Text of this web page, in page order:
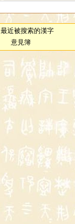
最近被搜索的漢字
意見簿